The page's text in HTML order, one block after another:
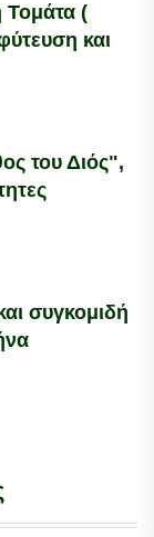
Τομάτα (
και
του Διός",
συγκομιδή